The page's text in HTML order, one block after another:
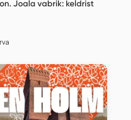
Joala vabrik: keldrist